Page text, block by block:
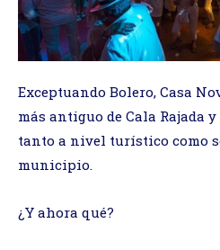
Exceptuando Bolero, Casa
más antiguo de Cala Rajada
tanto a nivel turístico como
municipio.
¿Y ahora qué?